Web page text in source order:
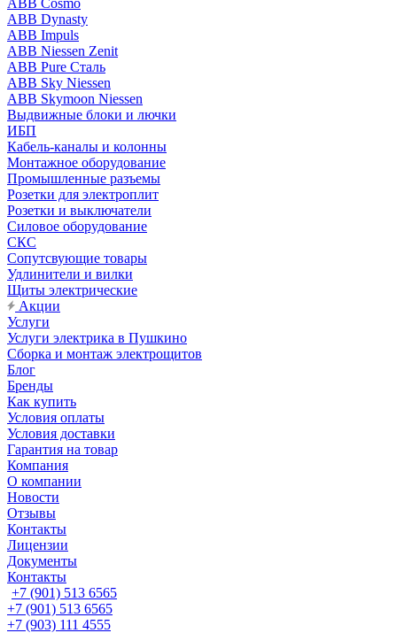
ABB Cosmo
ABB Dynasty
ABB Impuls
ABB Niessen Zenit
ABB Pure Сталь
ABB Sky Niessen
ABB Skymoon Niessen
Выдвижные блоки и лючки
ИБП
Кабель-каналы и колонны
Монтажное оборудование
Промышленные разъемы
Розетки для электроплит
Розетки и выключатели
Силовое оборудование
СКС
Сопутсвующие товары
Удлинители и вилки
Щиты электрические
Акции
Услуги
Услуги электрика в Пушкино
Сборка и монтаж электрощитов
Блог
Бренды
Как купить
Условия оплаты
Условия доставки
Гарантия на товар
Компания
О компании
Новости
Отзывы
Контакты
Лицензии
Документы
Контакты
+7 (901) 513 6565
+7 (901) 513 6565
+7 (903) 111 4555